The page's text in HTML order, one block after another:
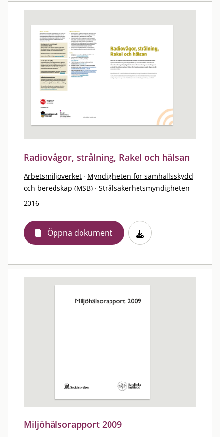
Radiovågor, strålning, Rakel och hälsan
Arbetsmiljöverket · Myndigheten för samhällsskydd
och beredskap (MSB) · Strålsäkerhetsmyndigheten
2016
Öppna dokument
Miljöhälsorapport 2009